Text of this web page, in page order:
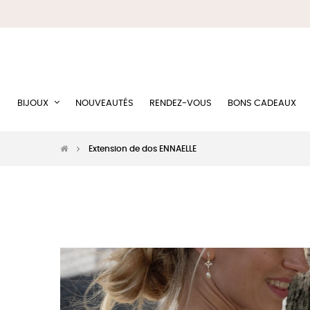
BIJOUX NOUVEAUTÉS RENDEZ-VOUS BONS CADEAUX
Extension de dos ENNAELLE